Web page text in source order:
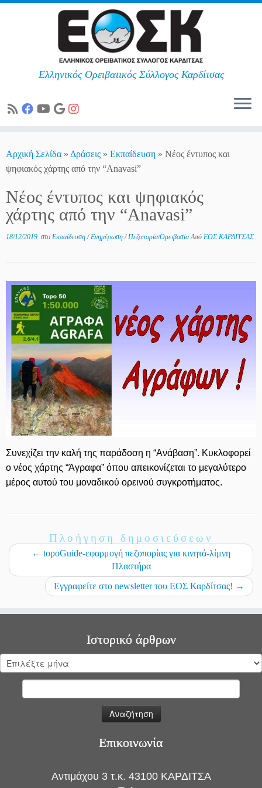
content
Ελληνικός Ορειβατικός Σύλλογος Καρδίτσας
Αρχική Σελίδα » Δράσεις » Εκπαίδευση » Νέος έντυπος και
ψηφιακός χάρτης από την “Anavasi”
Νέος έντυπος και ψηφιακός
χάρτης από την “Anavasi”
18/12/2019 στο Εκπαίδευση/Ενημέρωση/Πεζοπορία/ΟρειβασίαΑπό ΕΟΣ ΚΑΡΔΙΤΣΑΣ
Συνεχίζει την καλή της παράδοση η “Ανάβαση”. Κυκλοφορεί
ο νέος χάρτης “Άγραφα” όπου απεικονίζεται το μεγαλύτερο
μέρος αυτού του μοναδικού ορεινού συγκροτήματος.
Πλοήγηση δημοσιεύσεων
← topoGuide-εφαρμογή πεζοπορίας για κινητά-λίμνη
Πλαστήρα
Eγγραφείτε στο newsletter του ΕΟΣ Καρδίτσας! →
Ιστορικό άρθρων
Ιστορικό
άρθρων
Επικοινωνία
Αντιμάχου 3 τ.κ. 43100 ΚΑΡΔΙΤΣΑ